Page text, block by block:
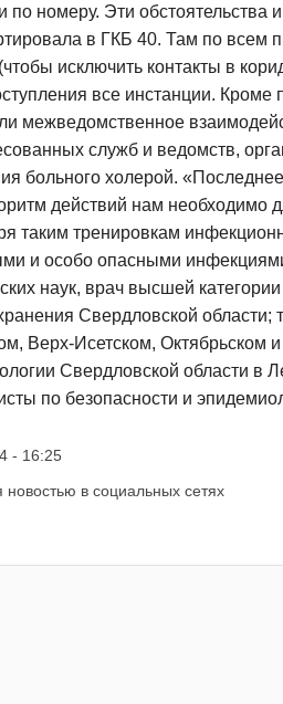
по номеру. Эти
в ГКБ 40. Там по всем
исключить контакты в
все инстанции. Кроме
межведомственное
служб и ведомств,
больного холерой.
действий нам необходимо
таким тренировкам
и особо опасными
наук, врач высшей
Свердловской области;
Верх-Исетском, Октябрьском
Свердловской области в
по безопасности и
- 16:25
новостью в социальных сетях